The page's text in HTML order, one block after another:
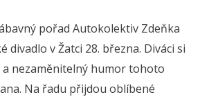
pořad Autokolektiv Zdeňka
divadlo v Žatci 28. března. Diváci si
nezaměnitelný humor tohoto
Na řadu přijdou oblíbené